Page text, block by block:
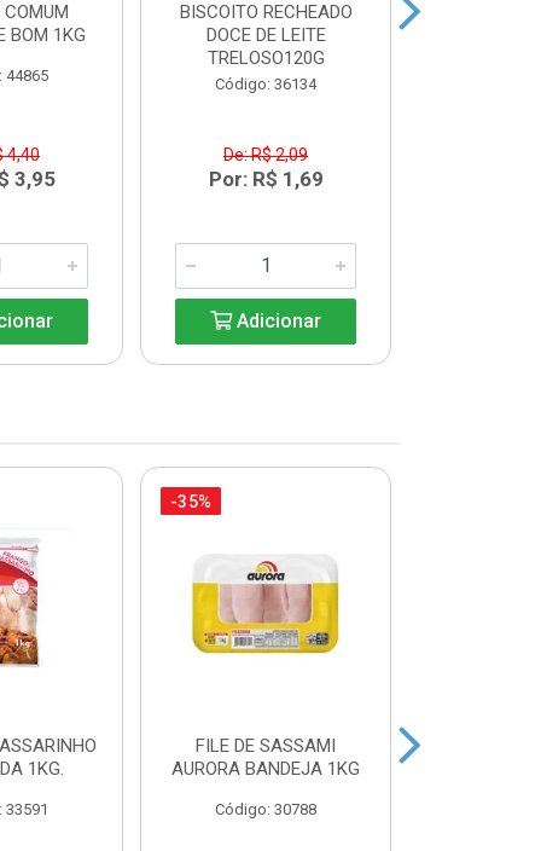
BOM 1KG
44865
4,40
3,95
BISCOITO RECHEADO
DOCE DE LEITE
TRELOSO120G
Código: 36134
De: R$ 2,09
Por: R$ 1,69
Adicionar
1KG.
33591
-35%
FILE DE SASSAMI
AURORA BANDEJA 1KG
Código: 30788